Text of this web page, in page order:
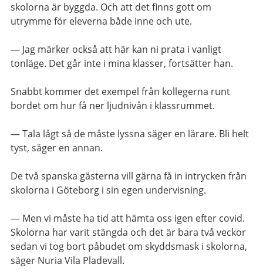
skolorna är byggda. Och att det finns gott om
utrymme för eleverna både inne och ute.
— Jag märker också att här kan ni prata i vanligt
tonläge. Det går inte i mina klasser, fortsätter han.
Snabbt kommer det exempel från kollegerna runt
bordet om hur få ner ljudnivån i klassrummet.
— Tala lågt så de måste lyssna säger en lärare. Bli helt
tyst, säger en annan.
De två spanska gästerna vill gärna få in intrycken från
skolorna i Göteborg i sin egen undervisning.
— Men vi måste ha tid att hämta oss igen efter covid.
Skolorna har varit stängda och det är bara två veckor
sedan vi tog bort påbudet om skyddsmask i skolorna,
säger Nuria Vila Pladevall.